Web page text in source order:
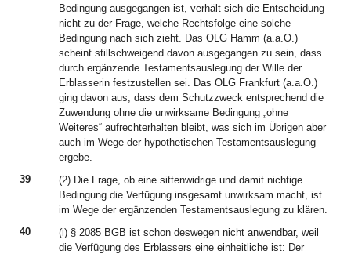
Bedingung ausgegangen ist, verhält sich die Entscheidung
nicht zu der Frage, welche Rechtsfolge eine solche
Bedingung nach sich zieht. Das OLG Hamm (a.a.O.)
scheint stillschweigend davon ausgegangen zu sein, dass
durch ergänzende Testamentsauslegung der Wille der
Erblasserin festzustellen sei. Das OLG Frankfurt (a.a.O.)
ging davon aus, dass dem Schutzzweck entsprechend die
Zuwendung ohne die unwirksame Bedingung „ohne
Weiteres“ aufrechterhalten bleibt, was sich im Übrigen aber
auch im Wege der hypothetischen Testamentsauslegung
ergebe.
39
(2) Die Frage, ob eine sittenwidrige und damit nichtige
Bedingung die Verfügung insgesamt unwirksam macht, ist
im Wege der ergänzenden Testamentsauslegung zu klären.
40
(i) § 2085 BGB ist schon deswegen nicht anwendbar, weil
die Verfügung des Erblassers eine einheitliche ist: Der